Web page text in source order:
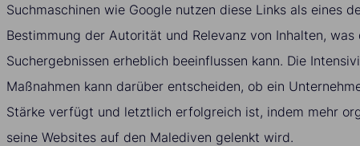
Suchmaschinen wie Google nutzen diese Links als eines
Bestimmung der Autorität und Relevanz von Inhalten,
Suchergebnissen erheblich beeinflussen kann. Die
Maßnahmen kann darüber entscheiden, ob ein
Stärke verfügt und letztlich erfolgreich ist, indem mehr
seine Websites auf den Malediven gelenkt wird.